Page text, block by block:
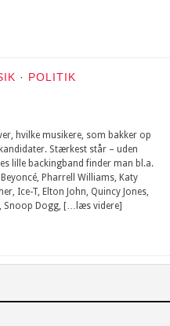
· POLITIK
hvilke musikere, som bakker op
Stærkest står – uden
lille backingband finder man bl.a.
Pharrell Williams, Katy
Ice-T, Elton John, Quincy Jones,
Snoop Dogg, […læs videre]